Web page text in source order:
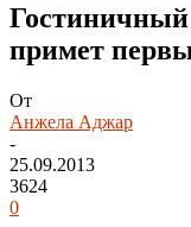
примет
От
Анжела Аджар
-
25.09.2013
3624
0